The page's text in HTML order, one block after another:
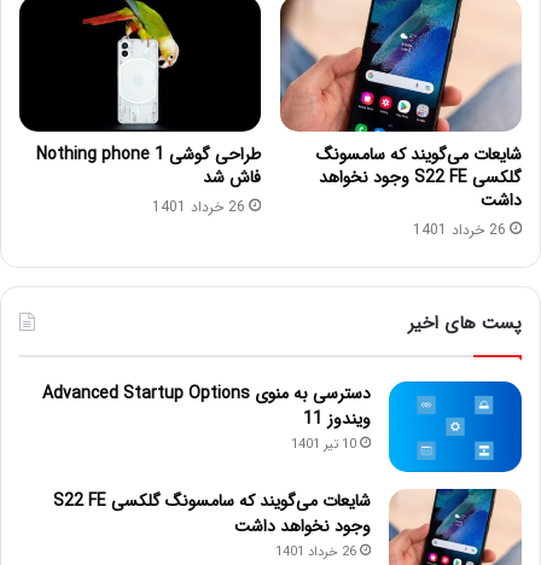
شایعات می‌گویند که سامسونگ
گلکسی S22 FE وجود نخواهد
داشت
26 خرداد 1401
طراحی گوشی Nothing phone 1
فاش شد
26 خرداد 1401
پست های اخیر
دسترسی به منوی Advanced Startup Options
ویندوز 11
10 تیر 1401
شایعات می‌گویند که سامسونگ گلکسی S22 FE
وجود نخواهد داشت
26 خرداد 1401